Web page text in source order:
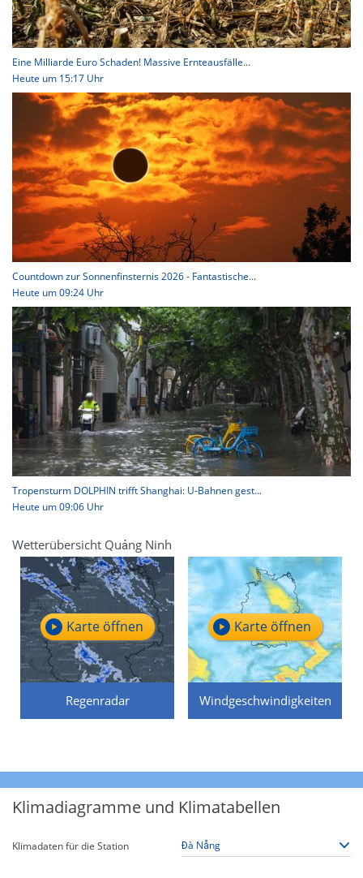
Eine Milliarde Euro Schaden! Massive Ernteausfälle...
Heute um 15:17 Uhr
Countdown zur Sonnenfinsternis 2026 - Fantastische...
Heute um 09:24 Uhr
Tropensturm DOLPHIN trifft Shanghai: U-Bahnen gest...
Heute um 09:06 Uhr
Wetterübersicht Quảng Ninh
Regenradar
Karte öffnen
Windgeschwindigkeiten
Karte öffnen
Klimadiagramme und Klimatabellen
Klimadaten für die Station